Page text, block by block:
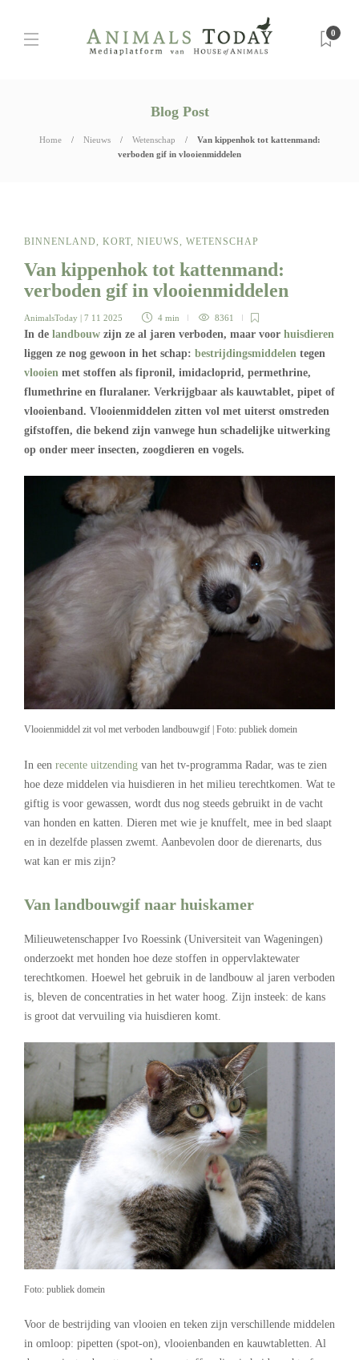
0
Blog Post
Home Nieuws Wetenschap
Van kippenhok tot kattenmand:
verboden gif in vlooienmiddelen
BINNENLAND, KORT, NIEUWS, WETENSCHAP
Van kippenhok tot kattenmand:
verboden gif in vlooienmiddelen
AnimalsToday | 7 11 2025 4 min 8361
In de landbouw zijn ze al jaren verboden, maar voor huisdieren
liggen ze nog gewoon in het schap: bestrijdingsmiddelen tegen
vlooien met stoffen als fipronil, imidacloprid, permethrine,
flumethrine en fluralaner. Verkrijgbaar als kauwtablet, pipet of
vlooienband. Vlooienmiddelen zitten vol met uiterst omstreden
gifstoffen, die bekend zijn vanwege hun schadelijke uitwerking
op onder meer insecten, zoogdieren en vogels.
Vlooienmiddel zit vol met verboden landbouwgif | Foto: publiek domein
In een recente uitzending van het tv-programma Radar, was te zien
hoe deze middelen via huisdieren in het milieu terechtkomen. Wat te
giftig is voor gewassen, wordt dus nog steeds gebruikt in de vacht
van honden en katten. Dieren met wie je knuffelt, mee in bed slaapt
en in dezelfde plassen zwemt. Aanbevolen door de dierenarts, dus
wat kan er mis zijn?
Van landbouwgif naar huiskamer
Milieuwetenschapper Ivo Roessink (Universiteit van Wageningen)
onderzoekt met honden hoe deze stoffen in oppervlaktewater
terechtkomen. Hoewel het gebruik in de landbouw al jaren verboden
is, bleven de concentraties in het water hoog. Zijn insteek: de kans
is groot dat vervuiling via huisdieren komt.
Foto: publiek domein
Voor de bestrijding van vlooien en teken zijn verschillende middelen
in omloop: pipetten (spot-on), vlooienbanden en kauwtabletten. Al